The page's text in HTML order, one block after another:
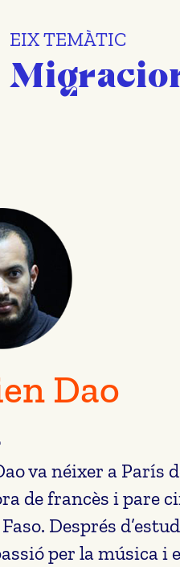
EIX TEMÀTIC
Dao
va néixer a París
de francès i pare
Després
per la música i